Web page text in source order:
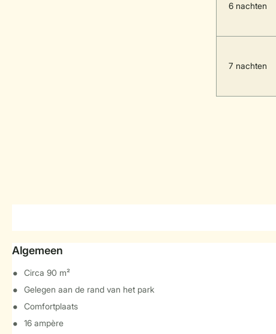
6 nachten
7 nachten
Algemeen
Circa 90 m²
Gelegen aan de rand van het park
Comfortplaats
16 ampère